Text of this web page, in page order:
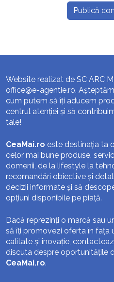
Website realizat de SC ARC
office@e-agentie.ro.
cum putem să îți aducem
centrul atenției și să
tale!
CeaMai.ro este destinația ta
celor mai bune produse,
domenii, de la lifestyle la
recomandări obiective și
decizii informate și să
opțiuni disponibile pe piață.
Dacă reprezinți o marcă sau
să îți promovezi oferta în fața
calitate și inovație,
discuta despre oportunitățile
CeaMai.ro.